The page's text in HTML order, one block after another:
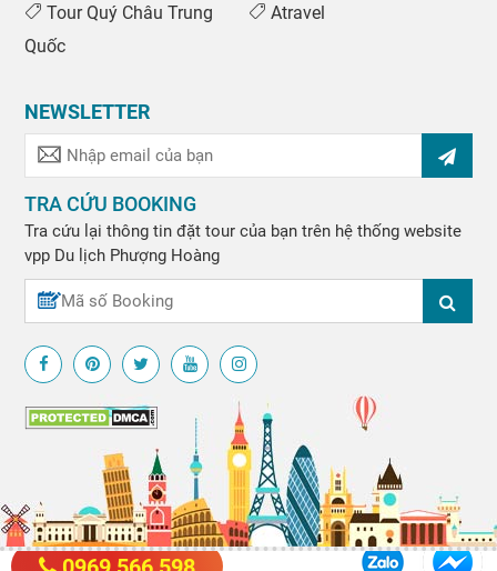
Tour Quý Châu Trung
Quốc
Atravel
NEWSLETTER
TRA CỨU BOOKING
Tra cứu lại thông tin đặt tour của bạn trên hệ thống website
vpp Du lịch Phượng Hoàng